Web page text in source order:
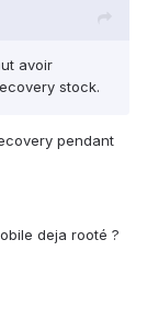
avoir
stock.
pendant
deja rooté ?